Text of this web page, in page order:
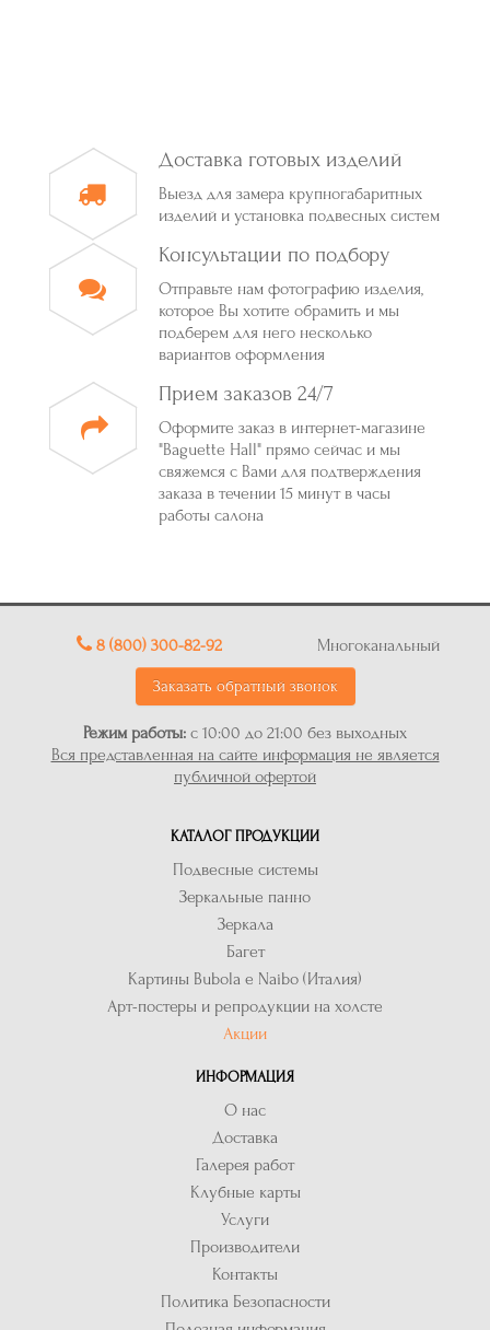
Доставка готовых изделий
Выезд для замера крупногабаритных
изделий и установка подвесных систем
Консультации по подбору
Отправьте нам фотографию изделия,
которое Вы хотите обрамить и мы
подберем для него несколько
вариантов оформления
Прием заказов 24/7
Оформите заказ в интернет-магазине
"Baguette Hall" прямо сейчас и мы
свяжемся с Вами для подтверждения
заказа в течении 15 минут в часы
работы салона
8 (800) 300-82-92 Многоканальный
Заказать обратный звонок
Режим работы: с 10:00 до 21:00 без выходных
Вся представленная на сайте информация не является
публичной офертой
КАТАЛОГ ПРОДУКЦИИ
Подвесные системы
Зеркальные панно
Зеркала
Багет
Картины Bubola e Naibo (Италия)
Арт-постеры и репродукции на холсте
Акции
ИНФОРМАЦИЯ
О нас
Доставка
Галерея работ
Клубные карты
Услуги
Производители
Контакты
Политика Безопасности